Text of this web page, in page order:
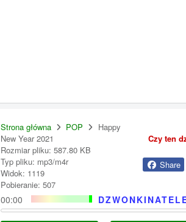
Strona główna POP
Happy
New Year 2021
Rozmiar pliku: 587.80 KB
Typ pliku: mp3/m4r
Widok: 1119
Pobieranie: 507
Czy ten
Share
00:00